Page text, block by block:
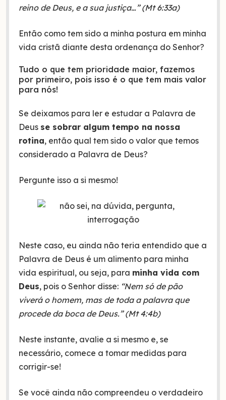
reino de Deus, e a sua justiça…” (Mt 6:33a)
Então como tem sido a minha postura em minha
vida cristã diante desta ordenança do Senhor?
Tudo o que tem prioridade maior, fazemos
por primeiro, pois isso é o que tem mais valor
para nós!
Se deixamos para ler e estudar a Palavra de
Deus se sobrar algum tempo na nossa
rotina, então qual tem sido o valor que temos
considerado a Palavra de Deus?
Pergunte isso a si mesmo!
Neste caso, eu ainda não teria entendido que a
Palavra de Deus é um alimento para minha
vida espiritual, ou seja, para minha vida com
Deus, pois o Senhor disse: “Nem só de pão
viverá o homem, mas de toda a palavra que
procede da boca de Deus.” (Mt 4:4b)
Neste instante, avalie a si mesmo e, se
necessário, comece a tomar medidas para
corrigir-se!
Se você ainda não compreendeu o verdadeiro